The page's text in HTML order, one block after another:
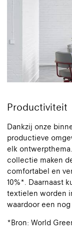
Productiviteit
Dankzij onze
productieve
elk
collectie maken
comfortabel en
10%*. Daarnaast
textielen worden
waardoor een
*Bron: World